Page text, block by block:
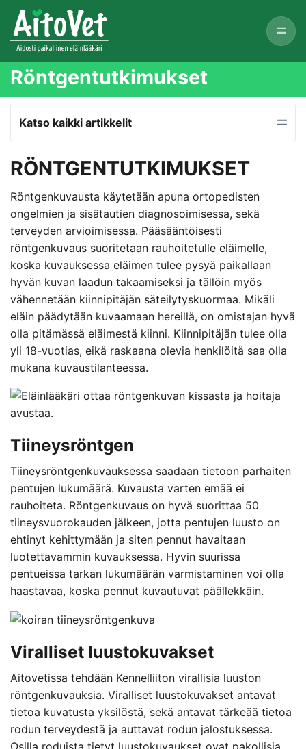
Röntgentutkimukset
Katso kaikki artikkelit
RÖNTGENTUTKIMUKSET
Röntgenkuvausta käytetään apuna ortopedisten
ongelmien ja sisätautien diagnosoimisessa, sekä
terveyden arvioimisessa. Pääsääntöisesti
röntgenkuvaus suoritetaan rauhoitetulle eläimelle,
koska kuvauksessa eläimen tulee pysyä paikallaan
hyvän kuvan laadun takaamiseksi ja tällöin myös
vähennetään kiinnipitäjän säteilytyskuormaa. Mikäli
eläin päädytään kuvaamaan hereillä, on omistajan hyvä
olla pitämässä eläimestä kiinni. Kiinnipitäjän tulee olla
yli 18-vuotias, eikä raskaana olevia henkilöitä saa olla
mukana kuvaustilanteessa.
Tiineysröntgen
Tiineysröntgenkuvauksessa saadaan tietoon parhaiten
pentujen lukumäärä. Kuvausta varten emää ei
rauhoiteta. Röntgenkuvaus on hyvä suorittaa 50
tiineysvuorokauden jälkeen, jotta pentujen luusto on
ehtinyt kehittymään ja siten pennut havaitaan
luotettavammin kuvauksessa. Hyvin suurissa
pentueissa tarkan lukumäärän varmistaminen voi olla
haastavaa, koska pennut kuvautuvat päällekkäin.
Viralliset luustokuvakset
Aitovetissa tehdään Kennelliiton virallisia luuston
röntgenkuvauksia. Viralliset luustokuvakset antavat
tietoa kuvatusta yksilöstä, sekä antavat tärkeää tietoa
rodun terveydestä ja auttavat rodun jalostuksessa.